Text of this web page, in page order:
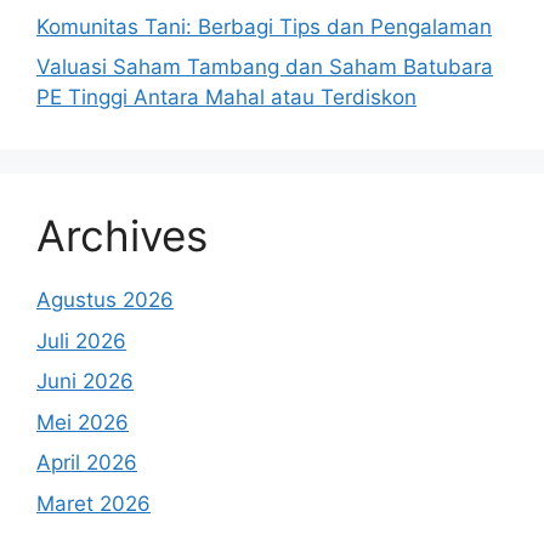
Komunitas Tani: Berbagi Tips dan Pengalaman
Valuasi Saham Tambang dan Saham Batubara
PE Tinggi Antara Mahal atau Terdiskon
Archives
Agustus 2026
Juli 2026
Juni 2026
Mei 2026
April 2026
Maret 2026